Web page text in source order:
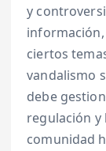
y
ciertos
vandalismo
debe
regulación y
comunidad